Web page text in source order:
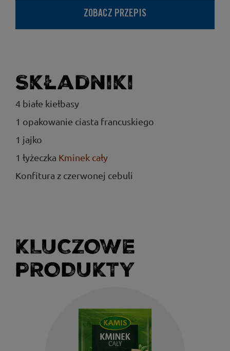
ZOBACZ PRZEPIS
Składniki
4 białe kiełbasy
1 opakowanie ciasta francuskiego
1 jajko
1 łyżeczka Kminek cały
Konfitura z czerwonej cebuli
KLUCZOWE
PRODUKTY